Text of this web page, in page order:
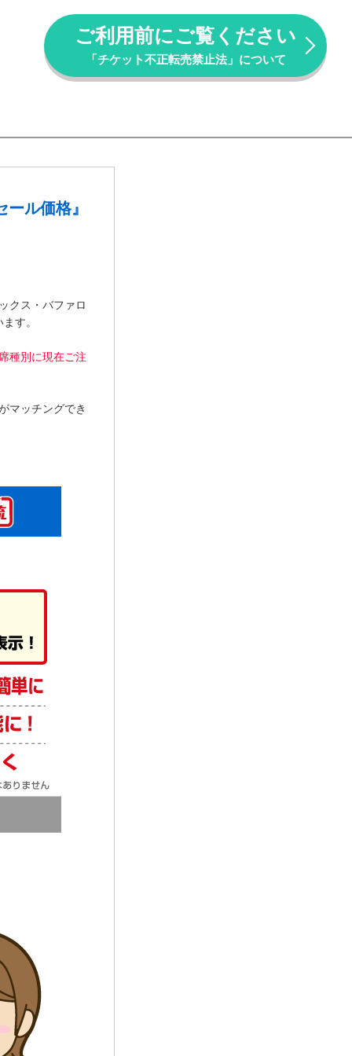
ご利用前にご覧ください
「チケット不正転売禁止法」について
ル価格』
クス・バファロ
す。
種別に現在ご注
マッチングでき